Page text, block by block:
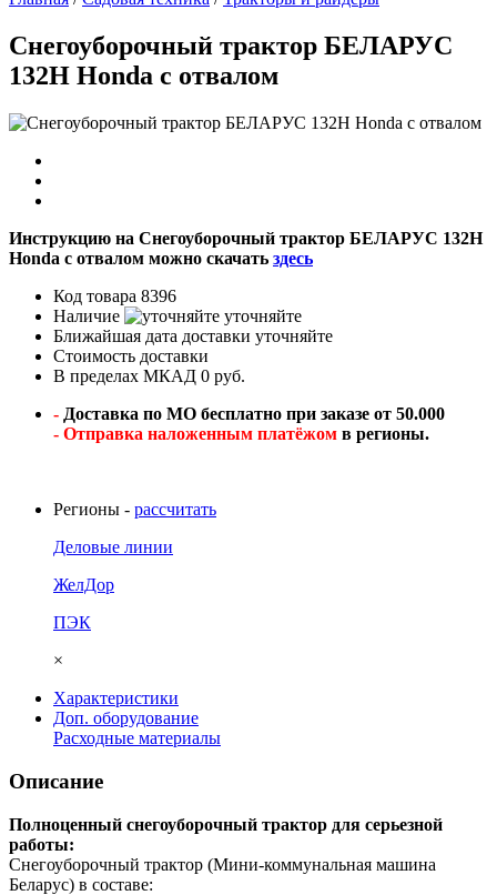
Снегоуборочный трактор БЕЛАРУС
132Н Honda с отвалом
Инструкцию на Снегоуборочный трактор БЕЛАРУС 132Н
Honda с отвалом можно скачать здесь
Код товара 8396
Наличие
уточняйте
Ближайшая дата доставки уточняйте
Стоимость доставки
В пределах МКАД 0 руб.
- Доставка по МО бесплатно при заказе от 50.000
- Отправка наложенным платёжом в регионы.
Регионы - рассчитать
Деловые линии
ЖелДор
ПЭК
×
Характеристики
Доп. оборудование
Расходные материалы
Описание
Полноценный снегоуборочный трактор для серьезной
работы:
Снегоуборочный трактор (Мини-коммунальная машина
Беларус) в составе: